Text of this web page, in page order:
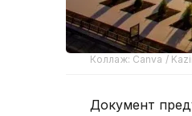
Коллаж: Canva /
Документ